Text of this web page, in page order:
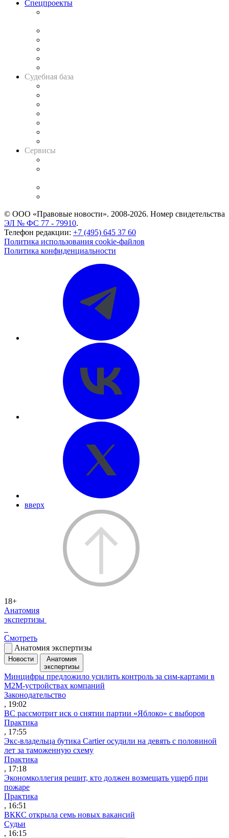
Спецпроекты
Судебная база
Сервисы
© ООО «Правовые новости». 2008-2026. Номер свидетельства
ЭЛ № ФС 77 - 79910.
Телефон редакции: +7 (495) 645 37 60
Политика использования cookie-файлов
Политика конфиденциальности
вверх
18+
Анатомия
экспертизы
Смотреть
Анатомия экспертизы
Новости
Анатомия
экспертизы
Минцифры предложило усилить контроль за сим-картами в
M2M-устройствах компаний
Законодательство
, 19:02
ВС рассмотрит иск о снятии партии «Яблоко» с выборов
Практика
, 17:55
Экс-владельца бутика Cartier осудили на девять с половиной
лет за таможенную схему
Практика
, 17:18
Экономколлегия решит, кто должен возмещать ущерб при
пожаре
Практика
, 16:51
ВККС открыла семь новых вакансий
Судьи
, 16:15